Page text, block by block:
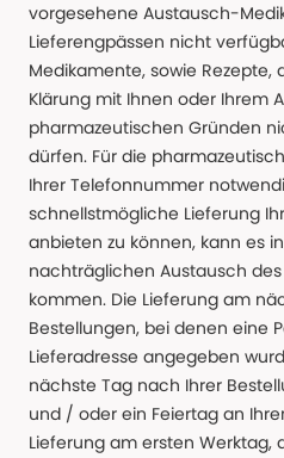
vorgesehene Austausch-
Lieferengpässen nicht
Medikamente, sowie
Klärung mit Ihnen oder Ihrem
pharmazeutischen Gründen
dürfen. Für die
Ihrer Telefonnummer
schnellstmögliche Lieferung
anbieten zu können, kann es
nachträglichen Austausch
kommen. Die Lieferung am
Bestellungen, bei denen eine
Lieferadresse angegeben
nächste Tag nach Ihrer
und / oder ein Feiertag an
Lieferung am ersten Werktag,